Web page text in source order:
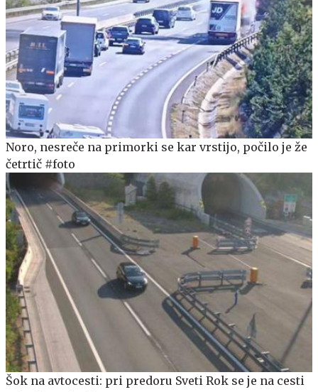
Noro, nesreče na primorki se kar vrstijo, počilo je že
četrtič #foto
Šok na avtocesti: pri predoru Sveti Rok se je na cesti